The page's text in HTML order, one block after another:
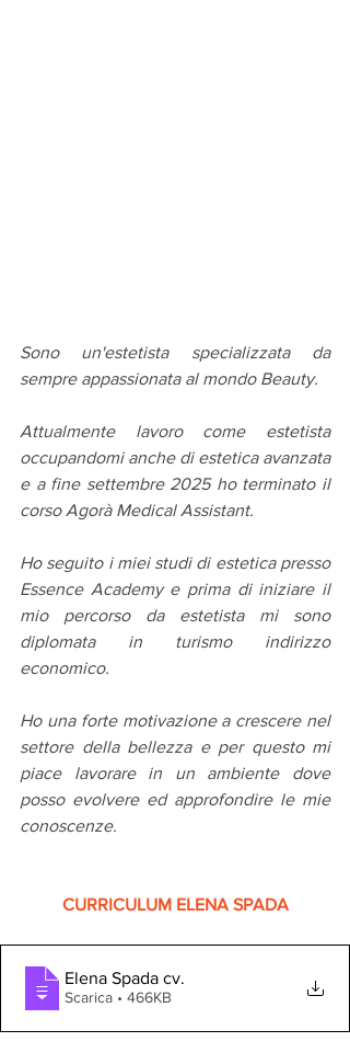
Sono un'estetista specializzata da
sempre appassionata al mondo Beauty.
Attualmente lavoro come estetista
occupandomi anche di estetica avanzata
e a fine settembre 2025 ho terminato il
corso Agorà Medical Assistant.
Ho seguito i miei studi di estetica presso
Essence Academy e prima di iniziare il
mio percorso da estetista mi sono
diplomata in turismo indirizzo
economico.
Ho una forte motivazione a crescere nel
settore della bellezza e per questo mi
piace lavorare in un ambiente dove
posso evolvere ed approfondire le mie
conoscenze.
CURRICULUM ELENA SPADA
Elena Spada cv.
Scarica • 466KB